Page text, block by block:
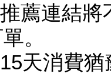
薦連結
。
天消費